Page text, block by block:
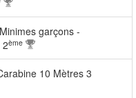
garçons -
2ème
10 Mètres 3